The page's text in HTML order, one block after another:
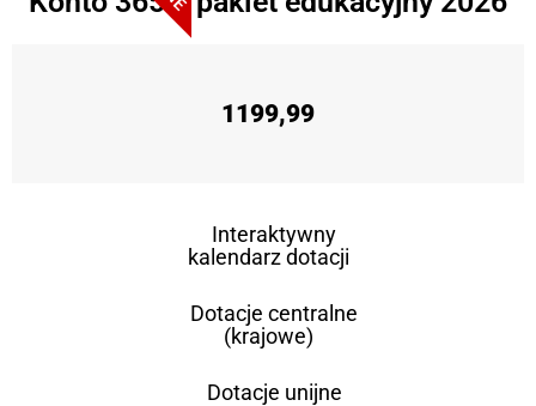
1199,99
Interaktywny
kalendarz dotacji
Dotacje centralne
(krajowe)
Dotacje unijne